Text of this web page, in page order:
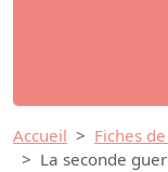
Accueil
Fiches
La seconde